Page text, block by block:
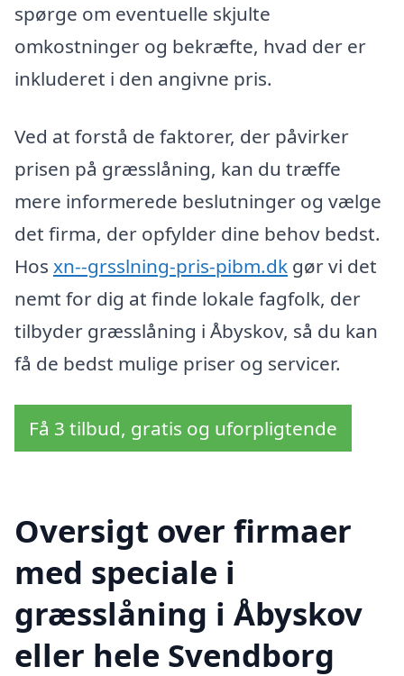
spørge om eventuelle skjulte
omkostninger og bekræfte, hvad der er
inkluderet i den angivne pris.
Ved at forstå de faktorer, der påvirker
prisen på græsslåning, kan du træffe
mere informerede beslutninger og vælge
det firma, der opfylder dine behov bedst.
Hos xn--grsslning-pris-pibm.dk gør vi det
nemt for dig at finde lokale fagfolk, der
tilbyder græsslåning i Åbyskov, så du kan
få de bedst mulige priser og servicer.
Få 3 tilbud, gratis og uforpligtende
Oversigt over firmaer
med speciale i
græsslåning i Åbyskov
eller hele Svendborg